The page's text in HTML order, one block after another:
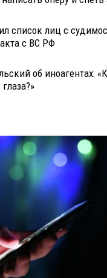
список лиц с
с ВС РФ
об иноагентах: